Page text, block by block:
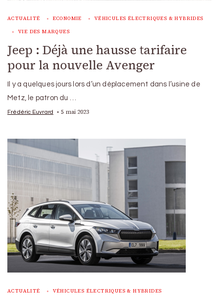
ACTUALITÉ ECONOMIE VÉHICULES ÉLECTRIQUES & HYBRIDES
VIE DES MARQUES
Jeep : Déjà une hausse tarifaire
pour la nouvelle Avenger
Il y a quelques jours lors d’un déplacement dans l’usine de
Metz, le patron du …
Frédéric Euvrard 5 mai 2023
ACTUALITÉ VÉHICULES ÉLECTRIQUES & HYBRIDES